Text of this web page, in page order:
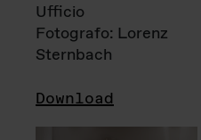
Ufficio
Fotografo: Lorenz
Sternbach
Download